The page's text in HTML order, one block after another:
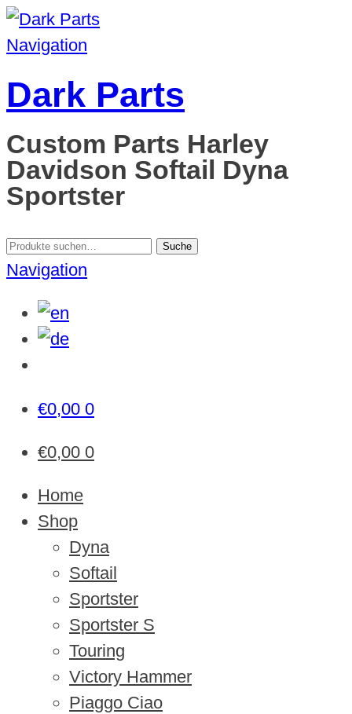
Navigation
Dark Parts
Custom Parts Harley
Davidson Softail Dyna
Sportster
Suche
nach:
Suche
Navigation
€0,00 0
€0,00 0
Home
Shop
Dyna
Softail
Sportster
Sportster S
Touring
Victory Hammer
Piaggo Ciao